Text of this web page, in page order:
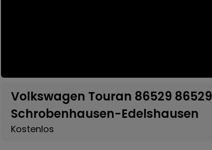
Volkswagen Touran 86529 86529
Schrobenhausen-Edelshausen
Kostenlos